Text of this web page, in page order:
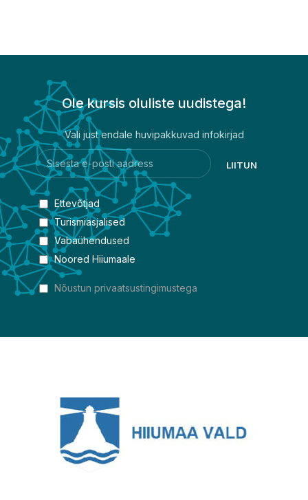
Ole kursis oluliste uudistega!
Vali just endale huvipakkuvad infokirjad
Ettevõtjad
Turismiasjalised
Vabaühendused
Noored Hiiumaale
Nõustun privaatsustingimustega